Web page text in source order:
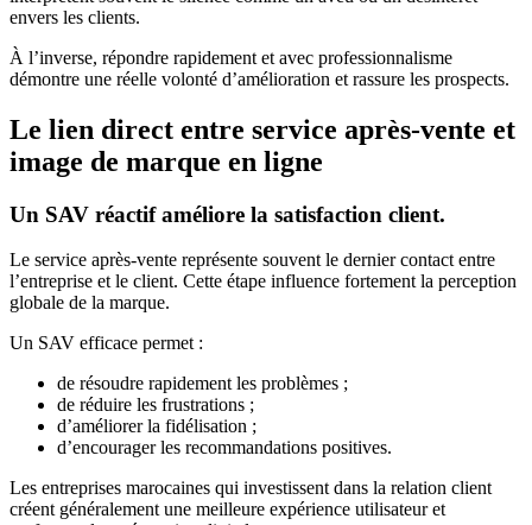
envers les clients.
À l’inverse, répondre rapidement et avec professionnalisme
démontre une réelle volonté d’amélioration et rassure les prospects.
Le lien direct entre service après-vente et
image de marque en ligne
Un SAV réactif améliore la satisfaction client.
Le service après-vente représente souvent le dernier contact entre
l’entreprise et le client. Cette étape influence fortement la perception
globale de la marque.
Un SAV efficace permet :
de résoudre rapidement les problèmes ;
de réduire les frustrations ;
d’améliorer la fidélisation ;
d’encourager les recommandations positives.
Les entreprises marocaines qui investissent dans la relation client
créent généralement une meilleure expérience utilisateur et